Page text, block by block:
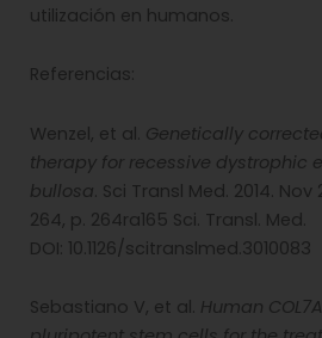
utilización en humanos.
Referencias:
Wenzel, et al. Genetically
therapy for recessive dystrophic
bullosa. Sci Transl Med. 2014. Nov
264, p. 264ra165 Sci. Transl. Med.
DOI: 10.1126/scitranslmed.3010083
Sebastiano V, et al. Human